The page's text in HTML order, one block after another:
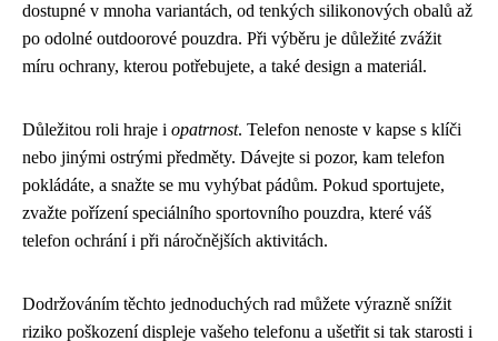
dostupné v mnoha variantách, od tenkých silikonových obalů až
po odolné outdoorové pouzdra. Při výběru je důležité zvážit
míru ochrany, kterou potřebujete, a také design a materiál.
Důležitou roli hraje i opatrnost. Telefon nenoste v kapse s klíči
nebo jinými ostrými předměty. Dávejte si pozor, kam telefon
pokládáte, a snažte se mu vyhýbat pádům. Pokud sportujete,
zvažte pořízení speciálního sportovního pouzdra, které váš
telefon ochrání i při náročnějších aktivitách.
Dodržováním těchto jednoduchých rad můžete výrazně snížit
riziko poškození displeje vašeho telefonu a ušetřit si tak starosti i